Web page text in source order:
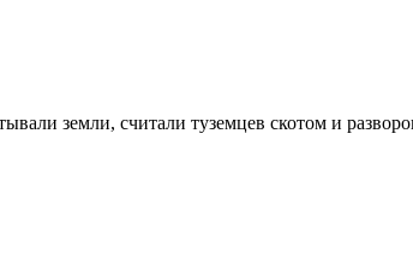
земли, считали туземцев скотом и